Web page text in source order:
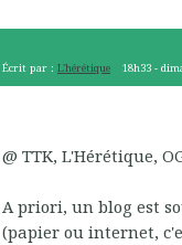
Écrit par : L'hérétique 18h33 -
@ TTK, L'Hérétique,
A priori, un blog est
(papier ou internet,